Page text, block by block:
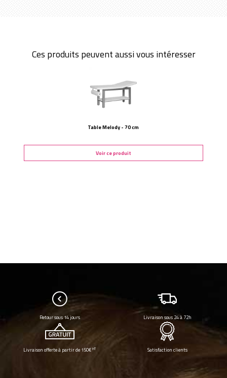
Ces produits peuvent aussi vous intéresser
Table Melody - 70 cm
Voir ce produit
Retour sous 14 jours Livraison sous 24 à 72h
Livraison offerte à partir de 150€HT Satisfaction clients